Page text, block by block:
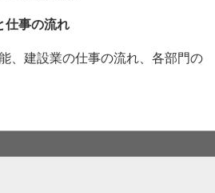
仕事の流れ
、建設業の仕事の流れ、各部門の